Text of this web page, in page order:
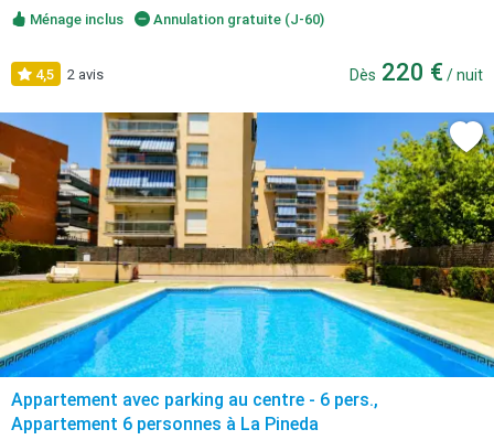
Ménage inclus Annulation gratuite (J-60)
4,5 2 avis Dès 220 € / nuit
Appartement avec parking au centre - 6 pers.,
Appartement 6 personnes à La Pineda